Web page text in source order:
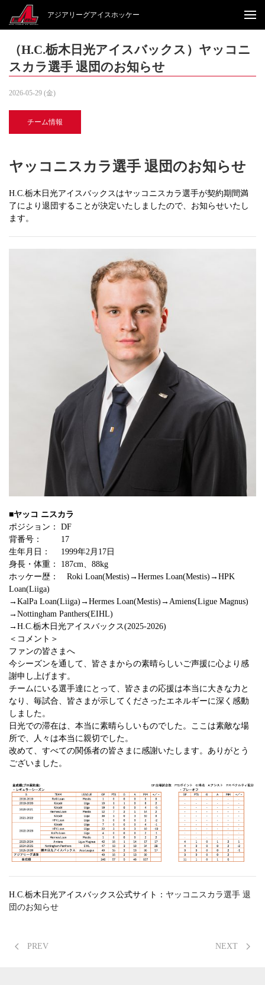
アジアリーグアイスホッケー
（H.C.栃木日光アイスバックス）ヤッコニ
スカラ選手 退団のお知らせ
2026-05-29 (金)
チーム情報
ヤッコニスカラ選手 退団のお知らせ
H.C.栃木日光アイスバックスはヤッコニスカラ選手が契約期間満
了により退団することが決定いたしましたので、お知らせいたし
ます。
■ヤッコ ニスカラ
ポジション： DF
背番号： 17
生年月日： 1999年2月17日
身長・体重： 187cm、88kg
ホッケー歴： Roki Loan(Mestis)→Hermes Loan(Mestis)→HPK
Loan(Liiga)
→KalPa Loan(Liiga)→Hermes Loan(Mestis)→Amiens(Ligue Magnus)
→Nottingham Panthers(EIHL)
→H.C.栃木日光アイスバックス(2025-2026)
＜コメント＞
ファンの皆さまへ
今シーズンを通して、皆さまからの素晴らしいご声援に心より感
謝申し上げます。
チームにいる選手達にとって、皆さまの応援は本当に大きな力と
なり、毎試合、皆さまが示してくださったエネルギーに深く感動
しました。
日光での滞在は、本当に素晴らしいものでした。ここは素敵な場
所で、人々は本当に親切でした。
改めて、すべての関係者の皆さまに感謝いたします。ありがとう
ございました。
H.C.栃木日光アイスバックス公式サイト： ヤッコニスカラ選手 退
団のお知らせ
PREV NEXT